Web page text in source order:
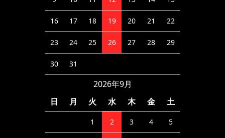
16 17 18 19 20 21 22
23 24 25 26 27 28 29
30 31
2026年9月
日
月 火 水 木 金 土
1 2 3 4 5